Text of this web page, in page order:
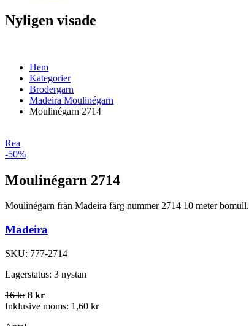
Nyligen visade
Hem
Kategorier
Brodergarn
Madeira Moulinégarn
Moulinégarn 2714
Rea
-50%
Moulinégarn 2714
Moulinégarn från Madeira färg nummer 2714 10 meter bomull.
Madeira
SKU: 777-2714
Lagerstatus: 3 nystan
16 kr 8 kr
Inklusive moms: 1,60 kr